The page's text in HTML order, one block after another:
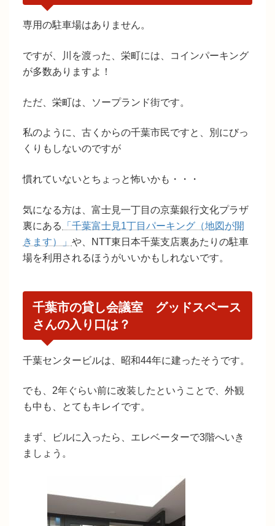
専用の駐車場はありません。
ですが、川を渡った、栄町には、コインパーキング
が多数ありますよ！
ただ、栄町は、ソープランド街です。
私のように、古くからの千葉市民ですと、別にびっ
くりもしないのですが
慣れていないとちょっと怖いかも・・・
気になる方は、富士見一丁目の京葉銀行文化プラザ
裏にある
「千葉富士見1丁目パーキング（地図が開
きます）」や、NTT東日本千葉支店裏あたりの駐車
場を利用されるほうがいいかもしれないです。
千葉市の貸し会議室 グッドスペース
さんの入り口は？
千葉センタービルは、 昭和44年に建ったそうです。
でも、2年ぐらい前に改装したということで、外観
も中も、とてもキレイです。
まず、ビルに入ったら、エレベーターで3階へいき
ましょう。